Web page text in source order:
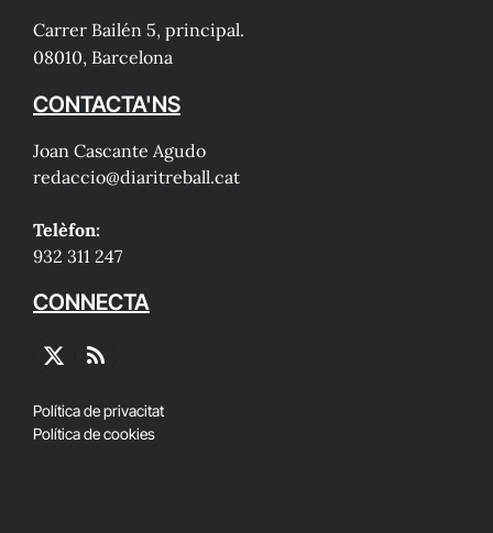
Carrer Bailén 5, principal.
08010, Barcelona
CONTACTA'NS
Joan Cascante Agudo
redaccio@diaritreball.cat
Telèfon:
932 311 247
CONNECTA
X
RSS
Política de privacitat
Política de cookies